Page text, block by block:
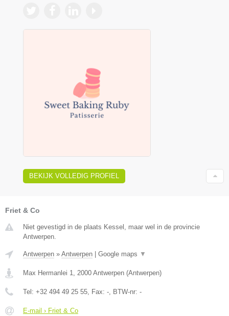
BEKIJK VOLLEDIG PROFIEL
Friet & Co
Niet gevestigd in de plaats Kessel, maar wel in de provincie
Antwerpen.
Antwerpen » Antwerpen Google maps ▼
Max Hermanlei 1 2000 Antwerpen (Antwerpen)
Tel: +32 494 49 25 55 , Fax: - , BTW-nr: -
E-mail › Friet & Co